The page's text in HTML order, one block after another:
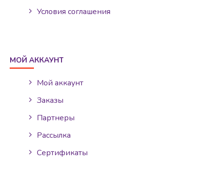
Условия соглашения
МОЙ АККАУНТ
Мой аккаунт
Заказы
Партнеры
Рассылка
Сертификаты